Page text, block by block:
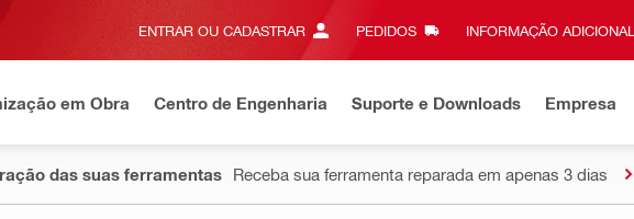
ENTRAR OU CADASTRAR PEDIDOS INFORMAÇÃO ADICIONAL‎
em Obra Centro de Engenharia Suporte e Downloads Empresa
das suas ferramentas Receba sua ferramenta reparada em apenas 3 dias